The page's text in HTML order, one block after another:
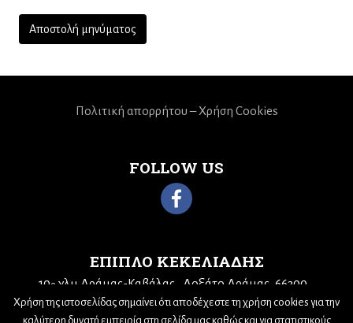
ΕΠΙΠΛΟ ΚΕΚΕΛΙΑΔΗΣ
10ο χλμ Δράμας-Καβάλας
Δοξάτο Δράμας, 66300
Τηλ: 25210 68943 Email:kekeliadis@otenet.gr
FOLLOW US
Πολιτική απορρήτου – Χρήση Cookies
Χρήση της ιστοσελίδας σημαίνει ότι αποδέχεστε τη χρήση cookies για την
καλύτερη δυνατή εμπειρία στη σελίδα μας καθώς και για στατιστικούς